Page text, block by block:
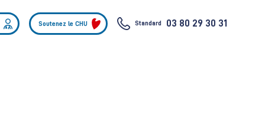
Soutenez le CHU Standard 03 80 29 30 31